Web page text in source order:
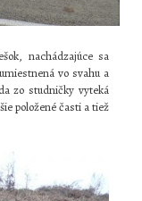
nachádzajúce sa
vo svahu a
zo studničky vyteká
položené časti a tiež